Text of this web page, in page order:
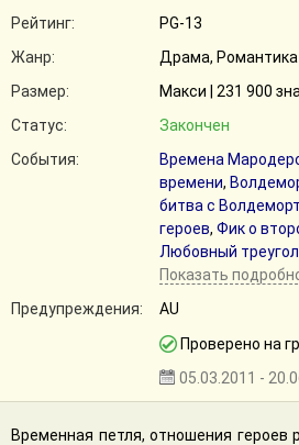
Рейтинг:
PG-13
Жанр:
Драма, Романтика
Размер:
Макси | 231 900
Статус:
Закончен
События:
Времена
времени,
битва с
героев, Фик о
Любовный
Показать
Предупреждения:
AU
Проверено на
05.03.2011 -
Временная петля, отношения героев